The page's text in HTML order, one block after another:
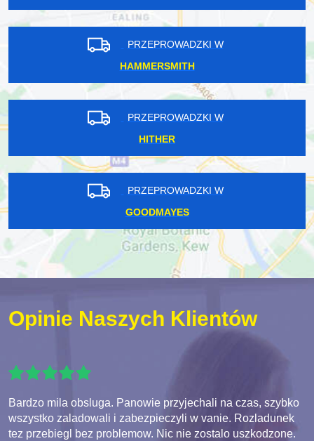
PRZEPROWADZKI W
HAMMERSMITH
PRZEPROWADZKI W
HITHER
PRZEPROWADZKI W
GOODMAYES
Opinie Naszych Klientów
Bardzo mila obsluga. Panowie przyjechali na czas, szybko
wszystko zaladowali i zabezpieczyli w vanie. Rozladunek
tez przebiegl bez problemow. Nic nie zostalo uszkodzone.